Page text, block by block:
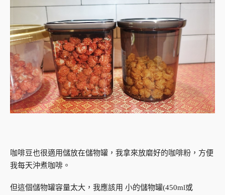
咖啡豆也很適用儲放在儲物罐，我拿來放磨好的咖啡粉，方便
我每天沖煮咖啡。
但這個儲物罐容量太大，我應該用 小的儲物罐(450ml或